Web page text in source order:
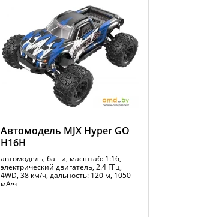
Автомодель MJX Hyper GO
H16H
автомодель, багги, масштаб: 1:16,
электрический двигатель, 2.4 ГГц,
4WD, 38 км/ч, дальность: 120 м, 1050
мА·ч